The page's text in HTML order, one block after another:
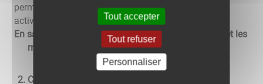
permettre certaines fonctionnalités. Vous pouvez les
activer ou les désactiver.
En savoir plus sur les cookies, leur fonctionnement et les
moyens de s'y opposer
Cookies nécessaires au site pour fonctionner
Tout accepter
Tout refuser
Personnaliser